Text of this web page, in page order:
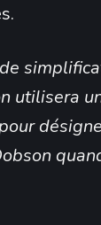
utilisera